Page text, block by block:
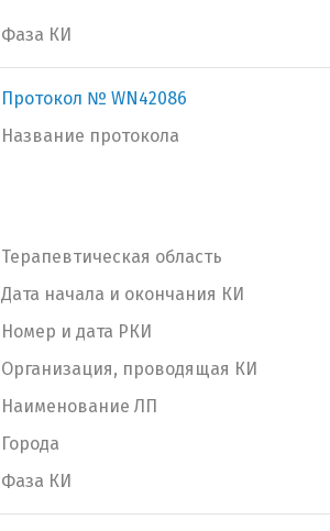
Фаза КИ
Протокол № WN42086
Название протокола
Терапевтическая область
Дата начала и окончания КИ
Номер и дата РКИ
Организация, проводящая КИ
Наименование ЛП
Города
Фаза КИ